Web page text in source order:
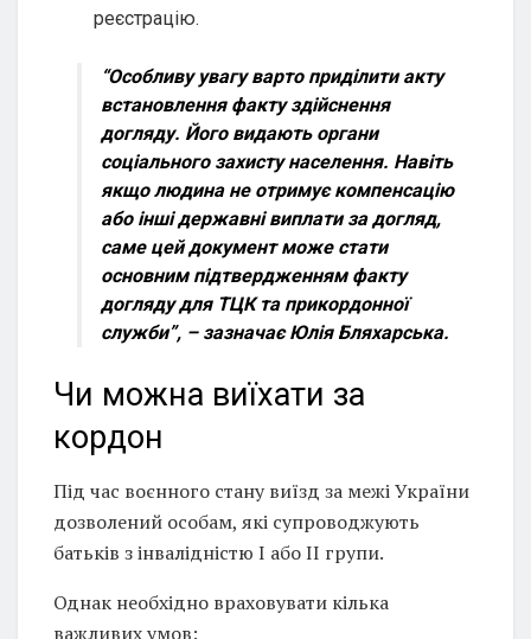
реєстрацію.
“Особливу увагу варто приділити акту
встановлення факту здійснення
догляду. Його видають органи
соціального захисту населення. Навіть
якщо людина не отримує компенсацію
або інші державні виплати за догляд,
саме цей документ може стати
основним підтвердженням факту
догляду для ТЦК та прикордонної
служби”, –зазначає Юлія Бляхарська.
Чи можна виїхати за
кордон
Під час воєнного стану виїзд за межі України
дозволений особам, які супроводжують
батьків з інвалідністю I або II групи.
Однак необхідно враховувати кілька
важливих умов: